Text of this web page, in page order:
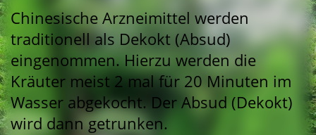
Chinesische Arzneimittel werden
traditionell als Dekokt (Absud)
eingenommen. Hierzu werden die
Kräuter meist 2 mal für 20 Minuten im
Wasser abgekocht. Der Absud (Dekokt)
wird dann getrunken.